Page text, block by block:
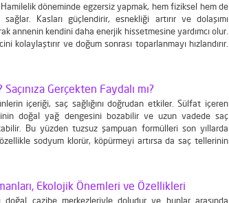
döneminde egzersiz yapmak, hem fiziksel hem de
Kasları güçlendirir, esnekliği artırır ve dolaşımı
annenin kendini daha enerjik hissetmesine yardımcı olur.
kolaylaştırır ve doğum sonrası toparlanmayı hızlandırır.
Gerçekten Faydalı mı?
içeriği, saç sağlığını doğrudan etkiler. Sülfat içeren
doğal yağ dengesini bozabilir ve uzun vadede saç
Bu yüzden tuzsuz şampuan formülleri son yıllarda
sodyum klorür, köpürmeyi artırsa da saç tellerinin
Ekolojik Önemleri ve Özellikleri
doğal cazibe merkezleriyle doludur ve bunlar arasında